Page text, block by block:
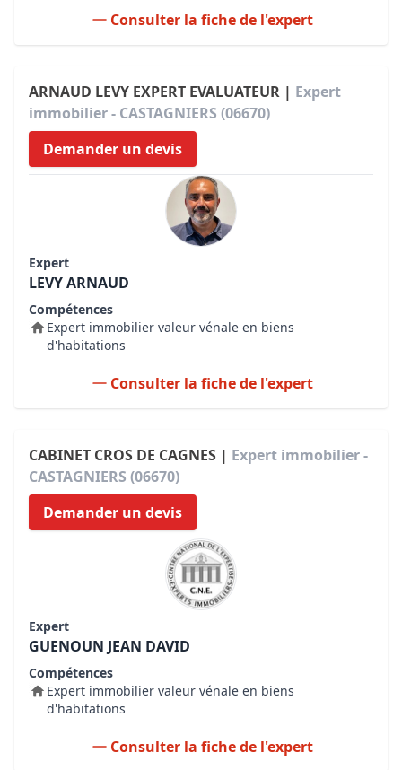
Consulter la fiche de l'expert
ARNAUD LEVY EXPERT EVALUATEUR | Expert
immobilier - CASTAGNIERS (06670)
Demander un devis
Expert
LEVY ARNAUD
Compétences
Expert immobilier valeur vénale en biens
d'habitations
Consulter la fiche de l'expert
CABINET CROS DE CAGNES | Expert immobilier -
CASTAGNIERS (06670)
Demander un devis
Expert
GUENOUN JEAN DAVID
Compétences
Expert immobilier valeur vénale en biens
d'habitations
Consulter la fiche de l'expert